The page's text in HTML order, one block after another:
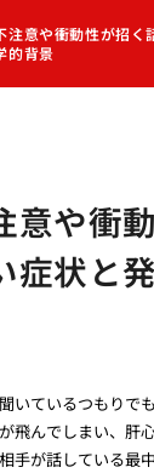
注意や衝動性が招く
的背景
意や衝
症状と
いているつもりで
飛んでしまい、肝
手が話している最